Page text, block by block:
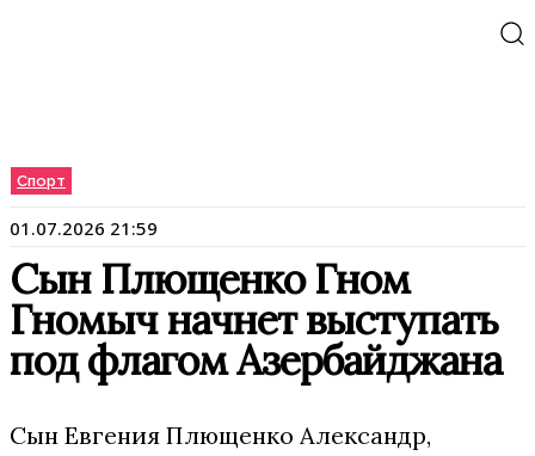
Спорт
01.07.2026 21:59
Сын Плющенко Гном
Гномыч начнет выступать
под флагом Азербайджана
Сын Евгения Плющенко Александр,